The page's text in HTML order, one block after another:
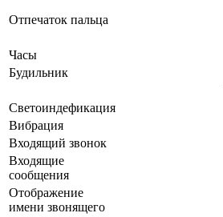
Отпечаток пальца
Часы
Будильник
Светоиндефикация
Вибрация
Входящий звонок
Входящие
сообщения
Отображение
имени звонящего